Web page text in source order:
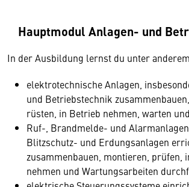
Hauptmodul Anlagen- und
In der Ausbildung lernst du unter
elektrotechnische Anlagen,
und Betriebstechnik
rüsten, in Betrieb nehmen, warten
Ruf-, Brandmelde- und
Blitzschutz- und Erdungsanlagen
zusammenbauen, montieren, prüfen,
nehmen und Wartungsarbeiten